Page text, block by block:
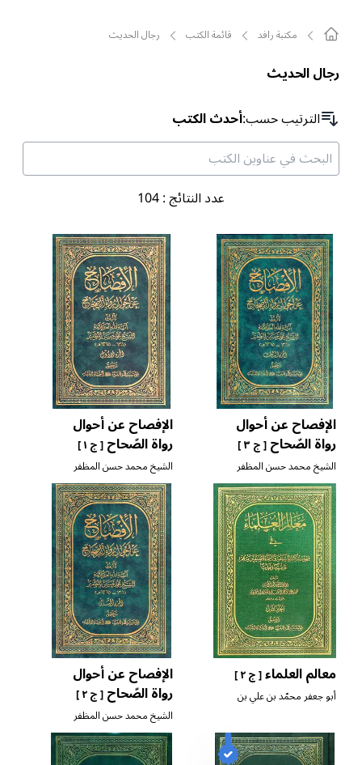
مکتبة رافد قائمة الکتب رجال الحديث
رجال الحديث
الترتیب حسب:أحدث الكتب
عدد النتائج:
104
الإفصاح عن أحوال
رواة الصّحاح[ ج ٣ ]
الشيخ محمد حسن المظفر
الإفصاح عن أحوال
رواة الصّحاح[ ج ١ ]
الشيخ محمد حسن المظفر
معالم العلماء[ ج ٢ ]
أبو جعفر محمّد بن علي بن
شهرآشوب المازندراني
الإفصاح عن أحوال
رواة الصّحاح[ ج ٢ ]
الشيخ محمد حسن المظفر